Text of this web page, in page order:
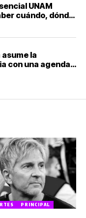
UNAM
cuándo, dónde
la
con una agenda
PRINCIPAL